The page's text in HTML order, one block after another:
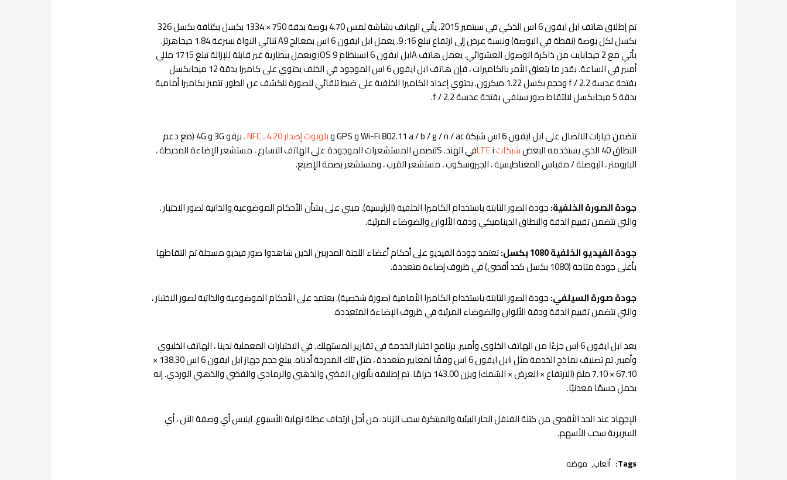
تم إطلاق هاتف ابل ايفون 6 اس الذكي في سبتمبر 2015. يأتي الهاتف بشاشة لمس 4.70 بوصة بدقة 750 × 1334 بكسل بكثافة بكسل 326
بكسل لكل بوصة (نقطة في البوصة) ونسبة عرض إلى ارتفاع تبلغ 16: 9. يعمل ابل ايفون 6 اس بمعالج A9 ثنائي النواة بسرعة 1.84 جيجاهرتز.
يأتي مع 2 جيجابايت من ذاكرة الوصول العشوائي. يعمل هاتف Aابل ايفون 6 اسبنظام iOS 9 ويعمل ببطارية غير قابلة للإزالة تبلغ 1715 مللي
أمبير في الساعة. بقدر ما يتعلق الأمر بالكاميرات ، فإن هاتف ابل ايفون 6 اس الموجود في الخلف يحتوي على كاميرا بدقة 12 ميجابكسل
بفتحة عدسة f / 2.2 وحجم بكسل 1.22 ميكرون. يحتوي إعداد الكاميرا الخلفية على ضبط تلقائي للصورة للكشف عن الطور. تتميز بكاميرا أمامية
بدقة 5 ميجابكسل لالتقاط صور سيلفي بفتحة عدسة f / 2.2.
تتضمن خيارات الاتصال على ابل ايفون 6 اس شبكة Wi-Fi 802.11 a / b / g / n / ac و GPS و بلوتوث إصدار 4.20 ، NFC ،
برقو 3G و 4G (مع دعم
النطاق 40 الذي يستخدمه البعض
شبكات LTE
iفي الهند. Sتتضمن المستشعرات الموجودة على الهاتف التسارع ، مستشعر الإضاءة المحيطة ،
البارومتر ، البوصلة / مقياس المغناطيسية ، الجيروسكوب ، مستشعر القرب ، ومستشعر بصمة الإصبع.
جودة الصورة الخلفية:جودة الصور الثابتة باستخدام الكاميرا الخلفية (الرئيسية). مبني على بشأن الأحكام الموضوعية والذاتية لصور الاختبار ،
والتي تتضمن تقييم الدقة والنطاق الديناميكي ودقة الألوان والضوضاء المرئية.
جودة الفيديو الخلفية 1080 بكسل:
تعتمد جودة الفيديو على أحكام أعضاء اللجنة المدربين الذين شاهدوا صور فيديو مسجلة تم التقاطها
بأعلى جودة متاحة (1080 بكسل كحد أقصى) في ظروف إضاءة متعددة.
جودة صورة السيلفي:جودة الصور الثابتة باستخدام الكاميرا الأمامية (صورة شخصية). يعتمد على الأحكام الموضوعية والذاتية لصور الاختبار ،
والتي تتضمن تقييم الدقة ودقة الألوان والضوضاء المرئية في ظروف الإضاءة المتعددة.
يعد ابل ايفون 6 اس جزءًا من الهاتف الخلوي وأمبير. برنامج اختبار الخدمة في تقارير المستهلك. في الاختبارات المعملية لدينا ، الهاتف الخليوي
وأمبير. تم تصنيف نماذج الخدمة مثل iابل ايفون 6 اس وفقًا لمعايير متعددة ، مثل تلك المدرجة أدناه. يبلغ حجم جهاز ابل ايفون 6 اس 138.30 ×
67.10 × 7.10 ملم (الارتفاع × العرض × السُمك) ويزن 143.00 جرامًا. تم إطلاقه بألوان الفضي والذهبي والرمادي والفضي والذهبي الوردي. إنه
يحمل جسمًا معدنيًا.
الإجهاد عند الحد الأقصى من كتلة الفلفل الحار البيئية والمبتكرة سحب الزناد. من أجل ارتجاف عطلة نهاية الأسبوع. اينيس أي وصفة الآن ، أي
السريرية سحب الأسهم.
Tags: ألعاب, موضه